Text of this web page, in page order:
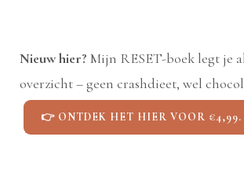
Nieuw hier? Mijn RESET-boek legt je
overzicht – geen crashdieet, wel
👉 ONTDEK HET HIER VOOR €4,99.